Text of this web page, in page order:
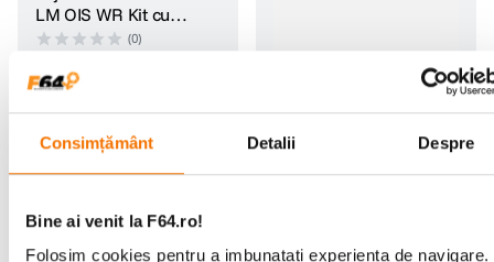
Consimțământ Detalii Despre
Bine ai venit la F64.ro!
Folosim cookies pentru a imbunatati experienta de navigare.
LM OIS WR Kit cu
Teleconvertor 1.4x SH-
(0)
18.927
DJI Lentila Macro pentru
1.02999 lei